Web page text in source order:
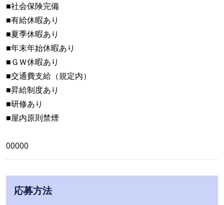
■社会保険完備
■有給休暇あり
■夏季休暇あり
■年末年始休暇あり
■ＧＷ休暇あり
■交通費支給（規定内）
■昇給制度あり
■研修あり
■屋内原則禁煙
00000
応募方法